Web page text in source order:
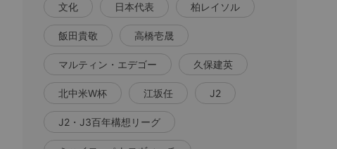
文化 日本代表 柏レイソル
飯田貴敬 高橋壱晟
マルティン・エデゴー 久保建英
北中米W杯 江坂任 J2
J2・J3百年構想リーグ